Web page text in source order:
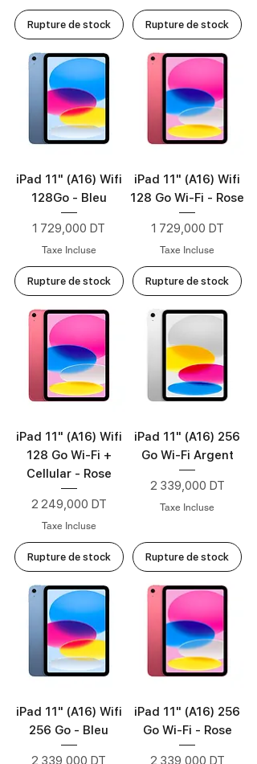
Rupture de stock Rupture de stock
iPad 11" (A16) Wifi
128Go - Bleu
Prix
1 729,000 DT
Taxe Incluse
Rupture de stock
iPad 11" (A16) Wifi
128 Go Wi‑Fi - Rose
Prix
1 729,000 DT
Taxe Incluse
Rupture de stock
iPad 11" (A16) Wifi
128 Go Wi‑Fi +
Cellular - Rose
Prix
2 249,000 DT
Taxe Incluse
Rupture de stock
iPad 11" (A16) 256
Go Wi-Fi Argent
Prix
2 339,000 DT
Taxe Incluse
Rupture de stock
iPad 11" (A16) Wifi
256 Go - Bleu
Prix
2 339,000 DT
iPad 11" (A16) 256
Go Wi‑Fi - Rose
Prix
2 339,000 DT